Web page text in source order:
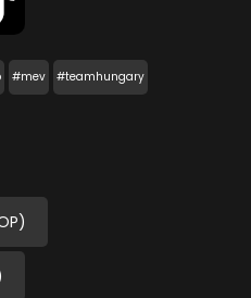
#mev #teamhungary